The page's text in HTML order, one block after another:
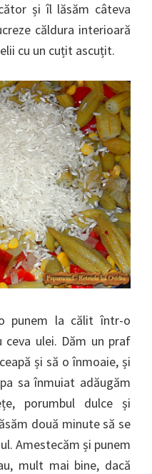
și îl lăsăm câteva
căldura interioară
cu un cuțit ascuțit.
punem la călit într-o
ulei. Dăm un praf
și să o înmoaie, și
sa înmuiat adăugăm
porumbul dulce și
două minute să se
Amestecăm și punem
mult mai bine, dacă